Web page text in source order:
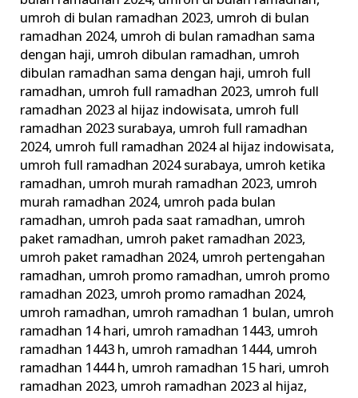
umroh di bulan ramadhan 2023, umroh di bulan
ramadhan 2024, umroh di bulan ramadhan sama
dengan haji, umroh dibulan ramadhan, umroh
dibulan ramadhan sama dengan haji, umroh full
ramadhan, umroh full ramadhan 2023, umroh full
ramadhan 2023 al hijaz indowisata, umroh full
ramadhan 2023 surabaya, umroh full ramadhan
2024, umroh full ramadhan 2024 al hijaz indowisata,
umroh full ramadhan 2024 surabaya, umroh ketika
ramadhan, umroh murah ramadhan 2023, umroh
murah ramadhan 2024, umroh pada bulan
ramadhan, umroh pada saat ramadhan, umroh
paket ramadhan, umroh paket ramadhan 2023,
umroh paket ramadhan 2024, umroh pertengahan
ramadhan, umroh promo ramadhan, umroh promo
ramadhan 2023, umroh promo ramadhan 2024,
umroh ramadhan, umroh ramadhan 1 bulan, umroh
ramadhan 14 hari, umroh ramadhan 1443, umroh
ramadhan 1443 h, umroh ramadhan 1444, umroh
ramadhan 1444 h, umroh ramadhan 15 hari, umroh
ramadhan 2023, umroh ramadhan 2023 al hijaz,